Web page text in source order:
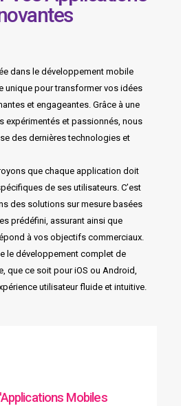
dans le développement mobile
unique pour transformer vos idées
et engageantes. Grâce à une
expérimentés et passionnés, nous
des dernières technologies et
que chaque application doit
de ses utilisateurs. C’est
des solutions sur mesure basées
prédéfini, assurant ainsi que
à vos objectifs commerciaux.
le développement complet de
que ce soit pour iOS ou Android,
utilisateur fluide et intuitive.
Mobiles